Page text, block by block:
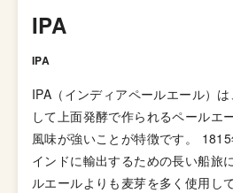
モデルを通じて、クオリティの高
クラフトビール ファンに送り届け
IPA
IPA
IPA（インディアペールエール）
して上面発酵で作られるペールエ
風味が強いことが特徴です。
インドに輸出するための長い船旅
ルエールよりも麦芽を多く使用し